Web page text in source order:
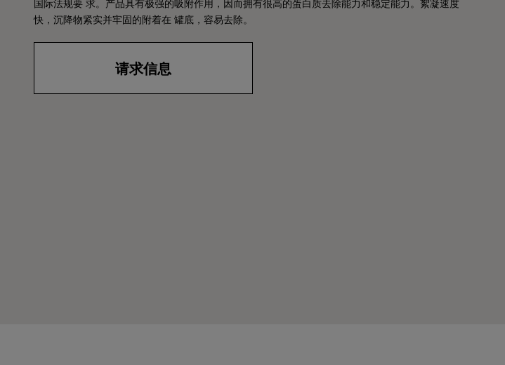
国际法规要 求。产品具有极强的吸附作用，因而拥有很高的蛋白质去除能力和稳定能力。絮凝速度
快，沉降物紧实并牢固的附着在 罐底，容易去除。
请求信息